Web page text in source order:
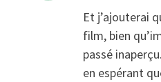
Et j’ajouterai
film, bien
passé
en espérant